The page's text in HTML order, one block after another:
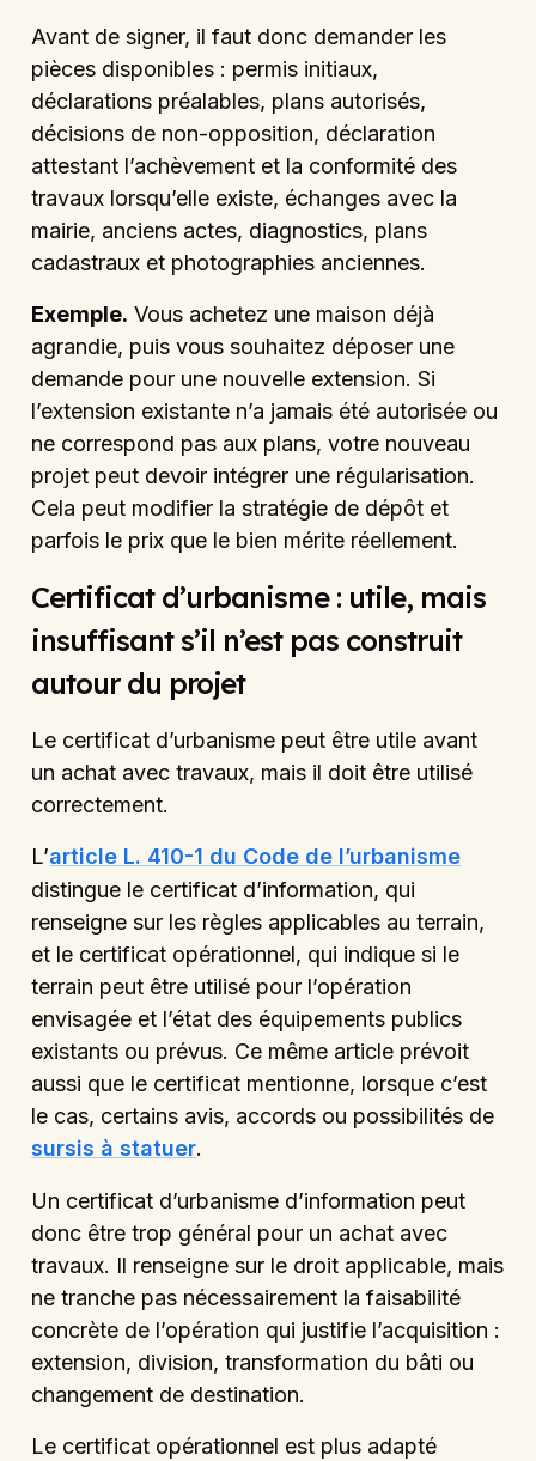
Avant de signer, il faut donc demander les
pièces disponibles : permis initiaux,
déclarations préalables, plans autorisés,
décisions de non-opposition, déclaration
attestant l’achèvement et la conformité des
travaux lorsqu’elle existe, échanges avec la
mairie, anciens actes, diagnostics, plans
cadastraux et photographies anciennes.
Exemple. Vous achetez une maison déjà
agrandie, puis vous souhaitez déposer une
demande pour une nouvelle extension. Si
l’extension existante n’a jamais été autorisée ou
ne correspond pas aux plans, votre nouveau
projet peut devoir intégrer une régularisation.
Cela peut modifier la stratégie de dépôt et
parfois le prix que le bien mérite réellement.
Certificat d’urbanisme : utile, mais
insuffisant s’il n’est pas construit
autour du projet
Le certificat d’urbanisme peut être utile avant
un achat avec travaux, mais il doit être utilisé
correctement.
L’article L. 410-1 du Code de l’urbanisme
distingue le certificat d’information, qui
renseigne sur les règles applicables au terrain,
et le certificat opérationnel, qui indique si le
terrain peut être utilisé pour l’opération
envisagée et l’état des équipements publics
existants ou prévus. Ce même article prévoit
aussi que le certificat mentionne, lorsque c’est
le cas, certains avis, accords ou possibilités de
sursis à statuer.
Un certificat d’urbanisme d’information peut
donc être trop général pour un achat avec
travaux. Il renseigne sur le droit applicable, mais
ne tranche pas nécessairement la faisabilité
concrète de l’opération qui justifie l’acquisition :
extension, division, transformation du bâti ou
changement de destination.
Le certificat opérationnel est plus adapté